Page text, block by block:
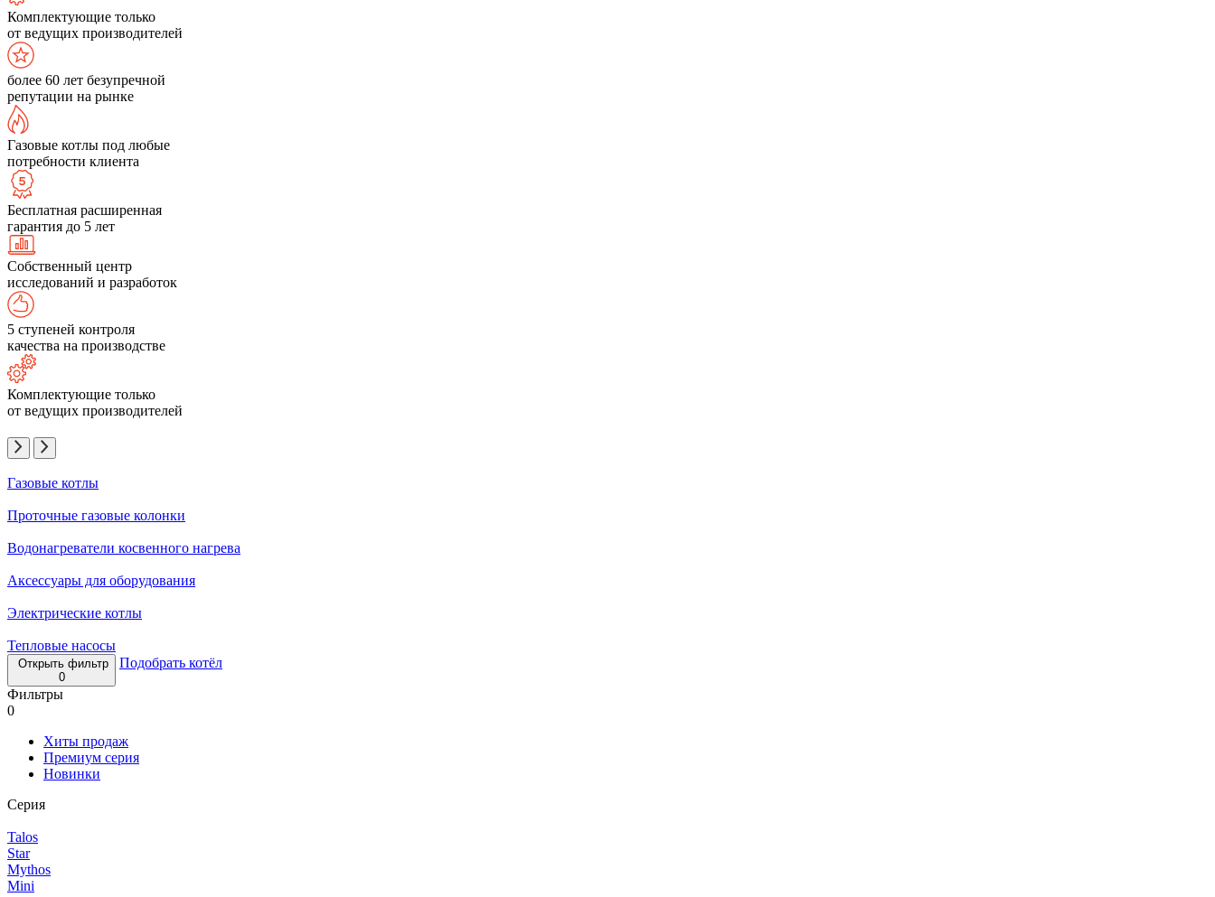
Комплектующие только
от ведущих производителей
более 60 лет безупречной
репутации на рынке
Газовые котлы под любые
потребности клиента
Бесплатная расширенная
гарантия до 5 лет
Собственный центр
исследований и разработок
5 ступеней контроля
качества на производстве
Комплектующие только
от ведущих производителей
Газовые котлы
Проточные газовые колонки
Водонагреватели косвенного нагрева
Аксессуары для оборудования
Электрические котлы
Тепловые насосы
Открыть фильтр
0
Подобрать котёл
Фильтры
0
Хиты продаж
Премиум серия
Новинки
Серия
Talos
Star
Mythos
Mini